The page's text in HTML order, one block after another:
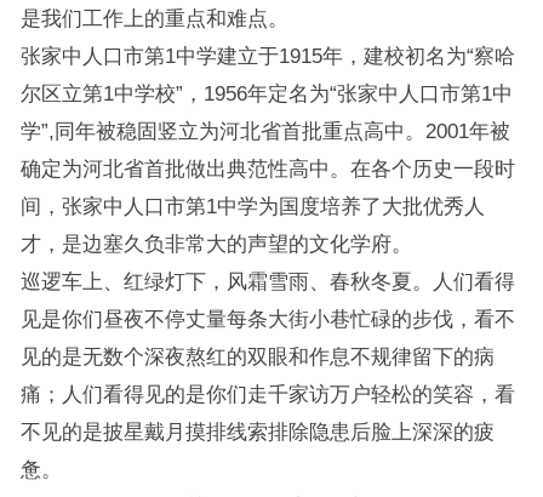
是我们工作上的重点和难点。
张家中人口市第1中学建立于1915年，建校初名为“察哈
尔区立第1中学校”，1956年定名为“张家中人口市第1中
学”,同年被稳固竖立为河北省首批重点高中。2001年被
确定为河北省首批做出典范性高中。在各个历史一段时
间，张家中人口市第1中学为国度培养了大批优秀人
才，是边塞久负非常大的声望的文化学府。
巡逻车上、红绿灯下，风霜雪雨、春秋冬夏。人们看得
见是你们昼夜不停丈量每条大街小巷忙碌的步伐，看不
见的是无数个深夜熬红的双眼和作息不规律留下的病
痛；人们看得见的是你们走千家访万户轻松的笑容，看
不见的是披星戴月摸排线索排除隐患后脸上深深的疲
惫。